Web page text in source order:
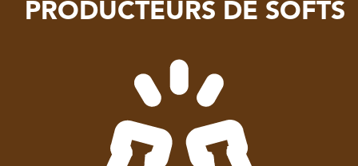
PRODUCTEURS DE SOFTS